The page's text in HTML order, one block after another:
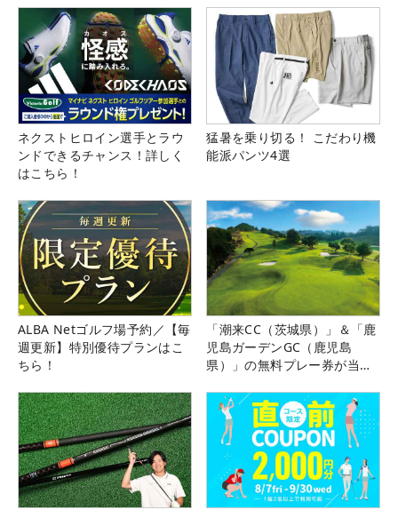
ネクストヒロイン選手とラウ
ンドできるチャンス！詳しく
はこちら！
猛暑を乗り切る！ こだわり機
能派パンツ4選
ALBA Netゴルフ場予約／【毎
週更新】特別優待プランはこ
ちら！
「潮来CC（茨城県）」＆「鹿
児島ガーデンGC（鹿児島
県）」の無料プレー券が当た